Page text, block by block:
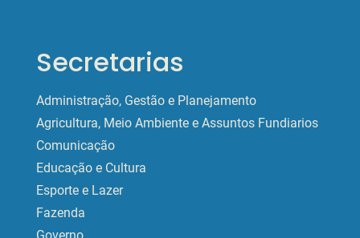
Secretarias
Administração, Gestão e Planejamento
Agricultura, Meio Ambiente e Assuntos Fundiarios
Comunicação
Educação e Cultura
Esporte e Lazer
Fazenda